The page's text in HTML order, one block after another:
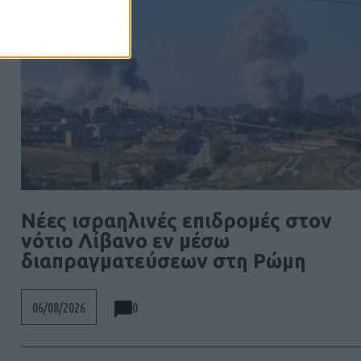
Νέες ισραηλινές επιδρομές στον
νότιο Λίβανο εν μέσω
διαπραγματεύσεων στη Ρώμη
06/08/2026 0